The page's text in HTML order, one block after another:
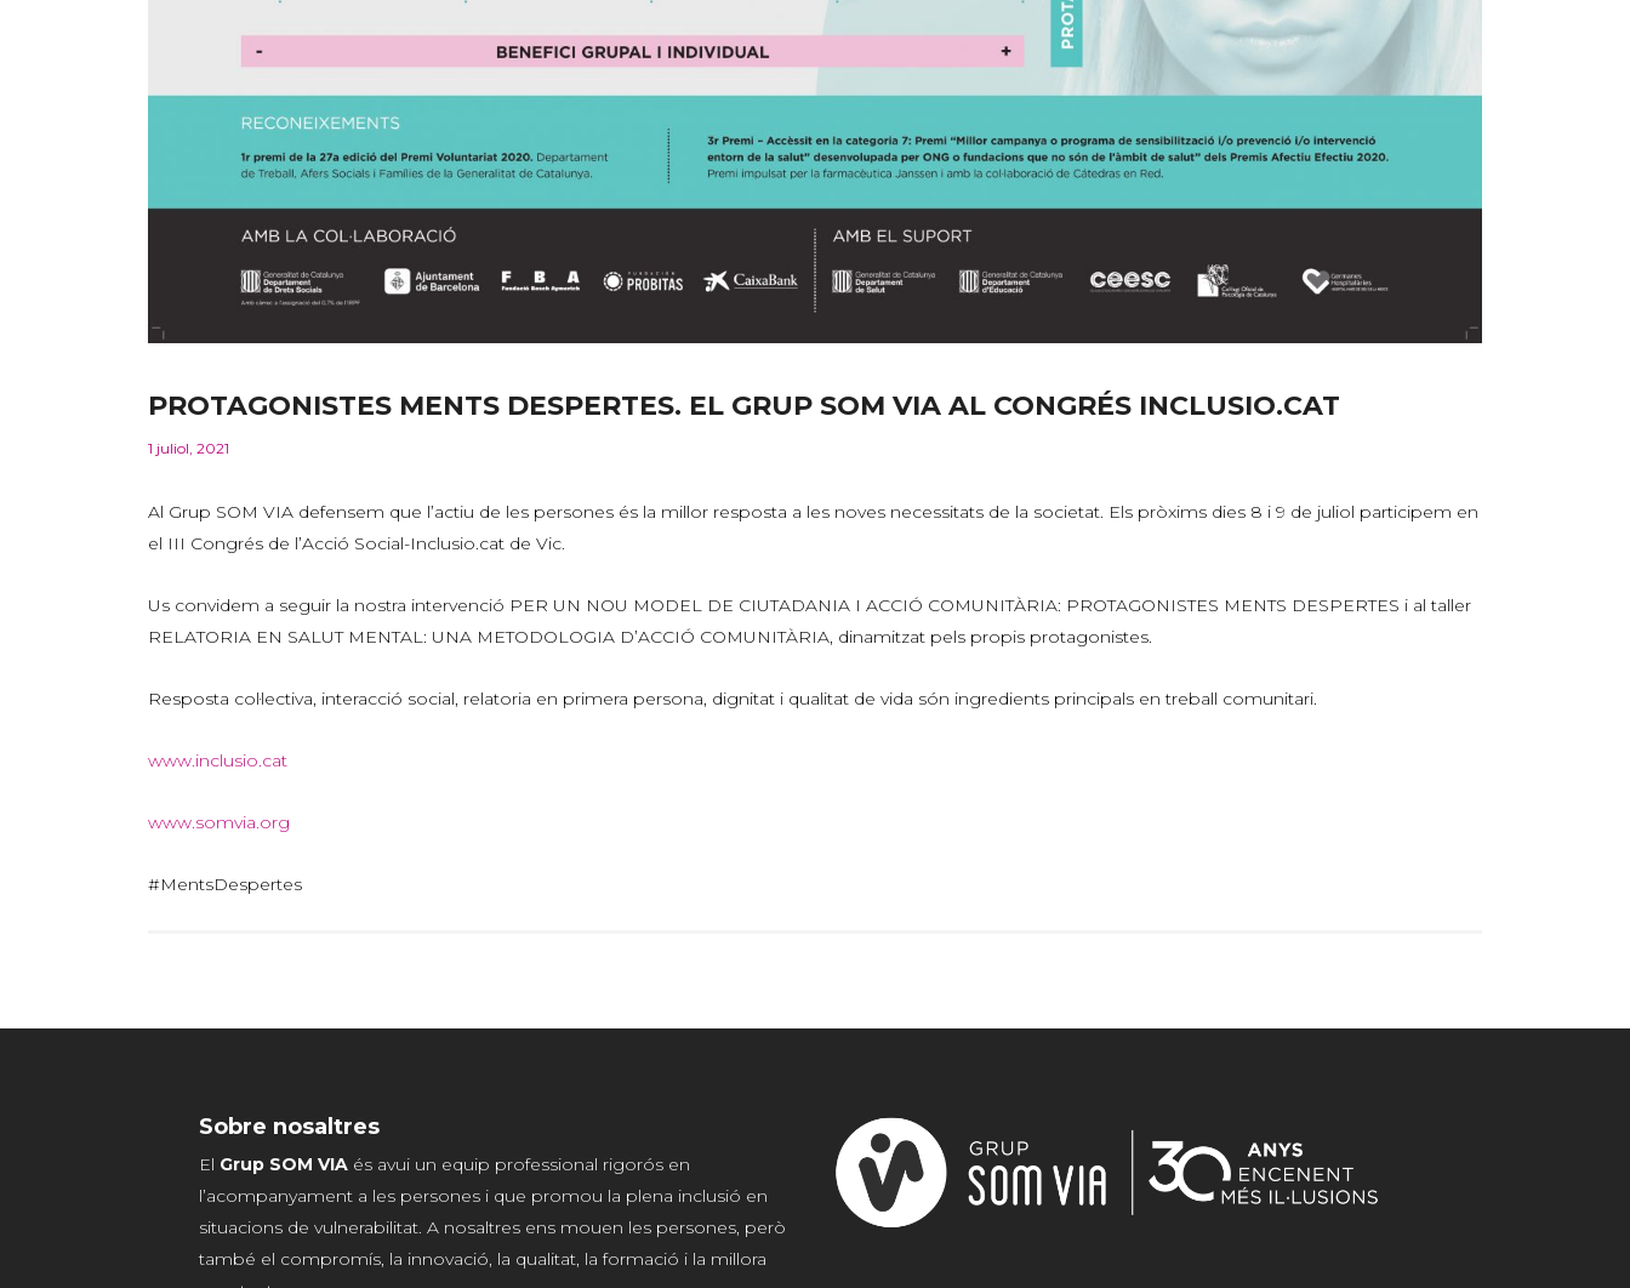
PROTAGONISTES MENTS DESPERTES. EL GRUP SOM VIA AL CONGRÉS INCLUSIO.CAT
1 juliol, 2021
Al Grup SOM VIA defensem que l’actiu de les persones és la millor resposta a les noves necessitats de la societat. Els pròxims dies 8 i 9 de juliol participem en
el III Congrés de l’Acció Social-Inclusio.cat de Vic.
Us convidem a seguir la nostra intervenció PER UN NOU MODEL DE CIUTADANIA I ACCIÓ COMUNITÀRIA: PROTAGONISTES MENTS DESPERTES i al taller
RELATORIA EN SALUT MENTAL: UNA METODOLOGIA D’ACCIÓ COMUNITÀRIA, dinamitzat pels propis protagonistes.
Resposta col·lectiva, interacció social, relatoria en primera persona, dignitat i qualitat de vida són ingredients principals en treball comunitari.
www.inclusio.cat
www.somvia.org
#MentsDespertes
Sobre nosaltres
El Grup SOM VIA és avui un equip professional rigorós en
l’acompanyament a les persones i que promou la plena inclusió en
situacions de vulnerabilitat. A nosaltres ens mouen les persones, però
també el compromís, la innovació, la qualitat, la formació i la millora